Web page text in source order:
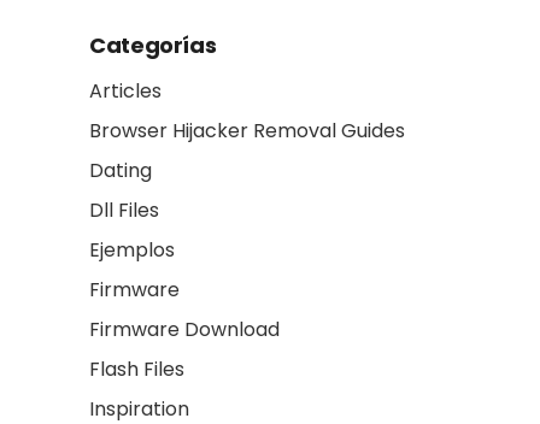
Categorías
Articles
Browser Hijacker Removal Guides
Dating
Dll Files
Ejemplos
Firmware
Firmware Download
Flash Files
Inspiration